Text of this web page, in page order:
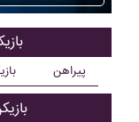
پیراهن